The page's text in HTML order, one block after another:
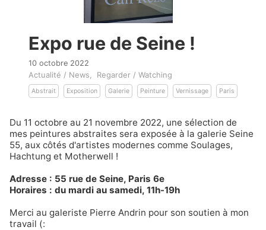
Expo rue de Seine !
10 octobre 2022
Actualité / News Regarder / Watching
Abstrait Exposition Galerie Peinture Vernissage Paris
Du 11 octobre au 21 novembre 2022, une sélection de
mes peintures abstraites sera exposée à la galerie Seine
55, aux côtés d'artistes modernes comme Soulages,
Hachtung et Motherwell !
Adresse : 55 rue de Seine, Paris 6e
Horaires : du mardi au samedi, 11h-19h
Merci au galeriste Pierre Andrin pour son soutien à mon
travail (: